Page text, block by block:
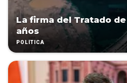
La firma del Tratado
años
POLÍTICA